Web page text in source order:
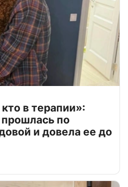
в терапии»:
по
и довела ее до